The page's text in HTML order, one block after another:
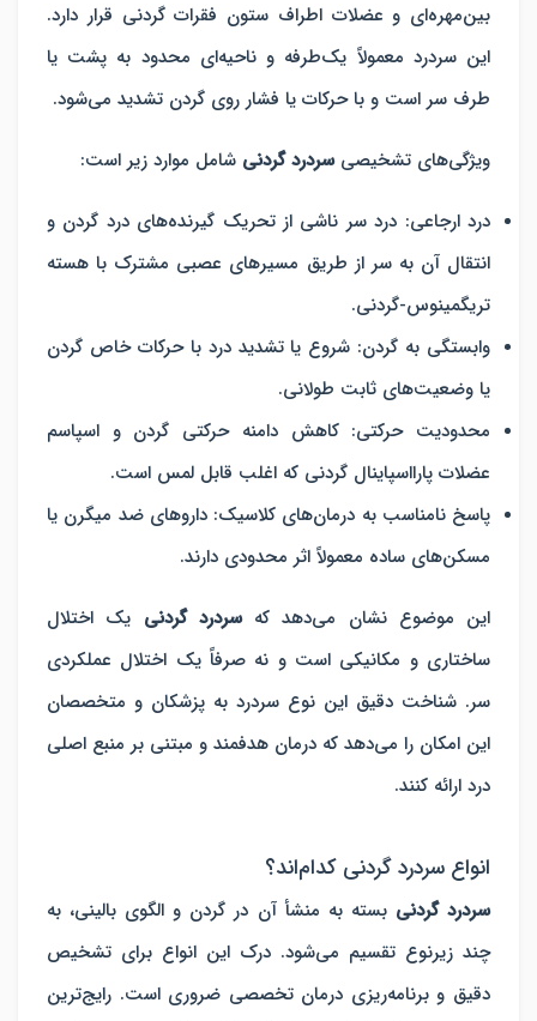
بین‌مهره‌ای و عضلات اطراف ستون فقرات گردنی قرار دارد.
این سردرد معمولاً یک‌طرفه و ناحیه‌ای محدود به پشت یا
طرف سر است و با حرکات یا فشار روی گردن تشدید می‌شود.
ویژگی‌های تشخیصی سردرد گردنی شامل موارد زیر است:
درد ارجاعی: درد سر ناشی از تحریک گیرنده‌های درد گردن و
انتقال آن به سر از طریق مسیرهای عصبی مشترک با هسته
تریگمینوس-گردنی.
وابستگی به گردن: شروع یا تشدید درد با حرکات خاص گردن
یا وضعیت‌های ثابت طولانی.
محدودیت حرکتی: کاهش دامنه حرکتی گردن و اسپاسم
عضلات پارااسپاینال گردنی که اغلب قابل لمس است.
پاسخ نامناسب به درمان‌های کلاسیک: داروهای ضد میگرن یا
مسکن‌های ساده معمولاً اثر محدودی دارند.
این موضوع نشان می‌دهد که سردرد گردنی یک اختلال
ساختاری و مکانیکی است و نه صرفاً یک اختلال عملکردی
سر. شناخت دقیق این نوع سردرد به پزشکان و متخصصان
این امکان را می‌دهد که درمان هدفمند و مبتنی بر منبع اصلی
درد ارائه کنند.
انواع سردرد گردنی کدام‌اند؟
سردرد گردنیبسته به منشأ آن در گردن و الگوی بالینی، به
چند زیرنوع تقسیم می‌شود. درک این انواع برای تشخیص
دقیق و برنامه‌ریزی درمان تخصصی ضروری است. رایج‌ترین